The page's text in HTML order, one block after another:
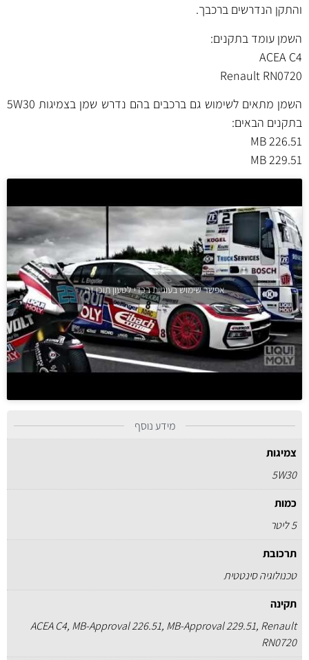
והתקן הנדרשים ברכבך.
השמן עומד בתקנים:
ACEA C4
Renault RN0720
השמן מתאים לשימוש גם ברכבים בהם נדרש שמן בצמיגות 5W30
בתקנים הבאים:
MB 226.51
MB 229.51
אפשר שימוש בעוגיות בכדי לטעון תוכן זה
מידע נוסף
צמיגות
5W30
כמות
5 ליטר
תרכובת
טכנולוגיה סינטטית
תקינה
ACEA C4, MB-Approval 226.51, MB-Approval 229.51, Renault
RN0720